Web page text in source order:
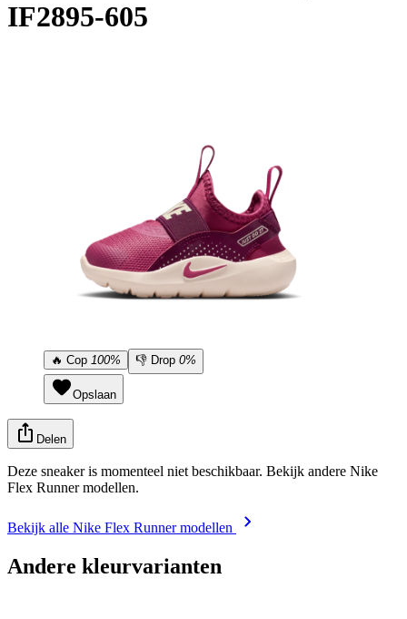
IF2895-605
🔥 Cop 100% 👎 Drop 0%
Opslaan
Delen
Deze sneaker is momenteel niet beschikbaar. Bekijk andere Nike
Flex Runner modellen.
Bekijk alle Nike Flex Runner modellen
Andere kleurvarianten